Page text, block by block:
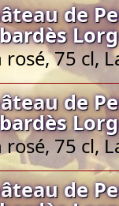
de
rosé, 75 cl,
de
rosé, 75 cl,
de